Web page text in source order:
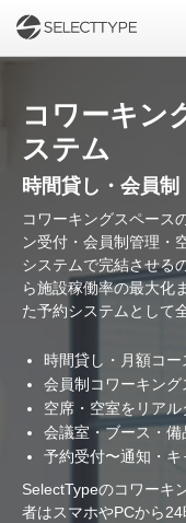
コワーキン
ステム
時間貸し・会員
コワーキングスペース
ン受付・会員制管理・
システムで完結させる
ら施設稼働率の最大化
た予約システムとして
時間貸し・月額コ
会員制コワーキン
空席・空室をリア
会議室・ブース・備
予約受付〜通知・
SelectTypeのコワーキ
者はスマホやPCから